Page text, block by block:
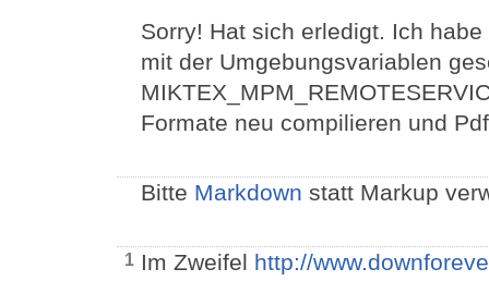
Sorry! Hat sich erledigt. Ich
mit der Umgebungsvariablen
Formate neu compilieren und
Bitte Markdown statt Markup
1 Im Zweifel http://